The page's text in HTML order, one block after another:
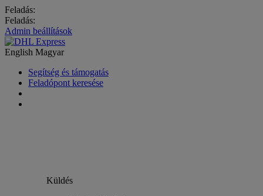
Feladás:
Feladás:
Admin beállítások
English Magyar
Segítség és támogatás
Feladópont keresése
Küldés